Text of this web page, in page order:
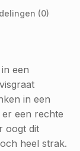
(0)
een
in een
een rechte
oogt dit
heel strak.